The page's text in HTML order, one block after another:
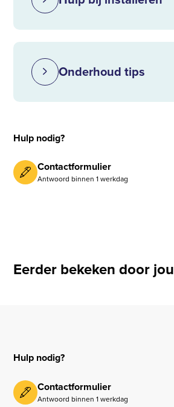
Onderhoud tips
Hulp nodig?
Contactformulier
Antwoord binnen 1 werkdag
Eerder bekeken door jou
Hulp nodig?
Contactformulier
Antwoord binnen 1 werkdag